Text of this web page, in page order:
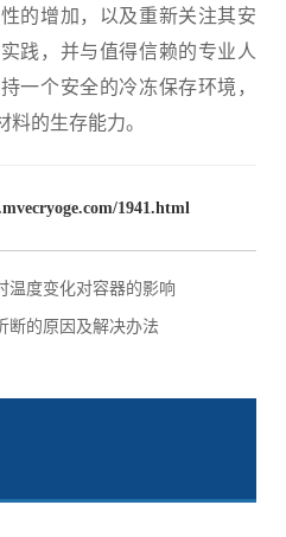
的增加，以及重新关注其安
践，并与值得信赖的专业人
一个安全的冷冻保存环境，
的生存能力。
1941.html
温度变化对容器的影响
断的原因及解决办法